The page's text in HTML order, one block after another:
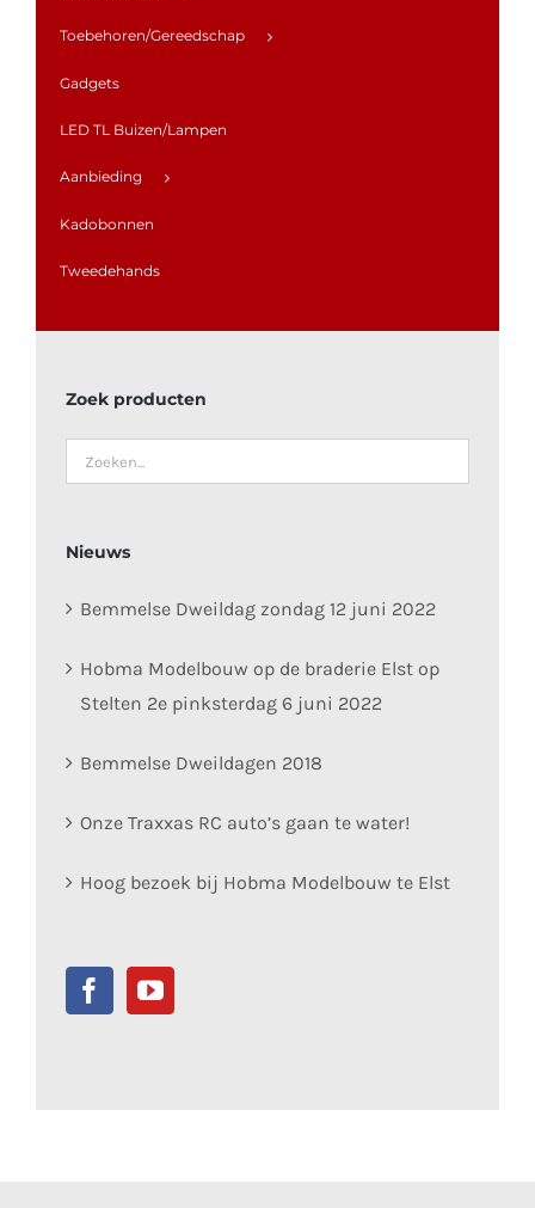
Toebehoren/Gereedschap
Gadgets
LED TL Buizen/Lampen
Aanbieding
Kadobonnen
Tweedehands
Zoek producten
Nieuws
Bemmelse Dweildag zondag 12 juni 2022
Hobma Modelbouw op de braderie Elst op
Stelten 2e pinksterdag 6 juni 2022
Bemmelse Dweildagen 2018
Onze Traxxas RC auto’s gaan te water!
Hoog bezoek bij Hobma Modelbouw te Elst